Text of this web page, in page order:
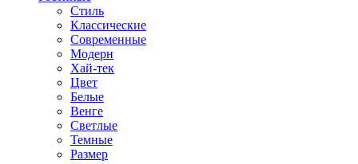
Стиль
Классические
Современные
Модерн
Хай-тек
Цвет
Белые
Венге
Светлые
Темные
Размер